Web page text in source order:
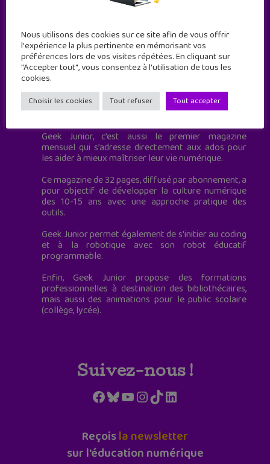
Geek Junior est le premier site de culture numérique
à destination des adolescents.
Geek Junior, c’est aussi le premier magazine
mensuel qui s’adresse directement aux ados pour
les aider à mieux maîtriser leur vie numérique.
Ce magazine de 32 pages, diffusé par abonnement, a
pour objectif de développer la culture numérique
des 10-15 ans avec une approche pratique des
outils.
Geek Junior permet également de s'initier au coding
et à la robotique avec son robot éducatif
programmable.
Enfin, Geek Junior propose des formations
professionnelles à destination des bibliothécaires,
mais aussi des animations pour le public scolaire
(collège, lycée).
Suivez-nous !
Facebook
Bluesky
YouTube
Instagram
TikTokLinkedIn
Reçoisla newsletter
sur l'éducation numérique
Nous utilisons des cookies sur ce site afin de vous offrir
l'expérience la plus pertinente en mémorisant vos
préférences lors de vos visites répétées. En cliquant sur
"Accepter tout", vous consentez à l'utilisation de tous les
cookies.
Choisir les cookies Tout refuser Tout accepter